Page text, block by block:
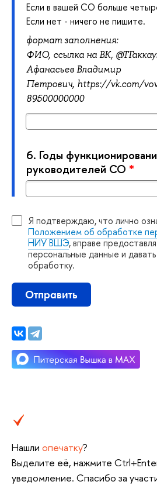
Если в вашей СО больше
Если нет - ничего не пишите.
формат заполнения:
ФИО, ссылка на ВК, @ТГ
Афанасьев Владимир
Петрович, https://vk.com/
89500000000
6. Годы
руководителей СО *
Я подтверждаю, что лично
Положением об обработке
НИУ ВШЭ, вправе
персональные данные и давать
обработку.
Отправить
Нашли опечатку?
ыделите её, нажмите
уведомление. Спасибо за